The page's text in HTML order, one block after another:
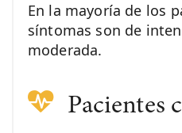
En la mayoría de los
síntomas son de
moderada.
Pacientes